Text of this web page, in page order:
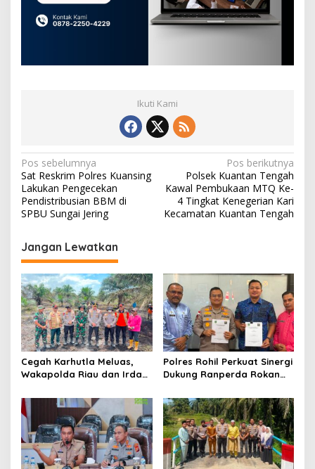
Ikuti Kami
N
a
v
g
a
s
i
p
o
s
Pos sebelumnya
Sat Reskrim Polres Kuansing
Lakukan Pengecekan
Pendistribusian BBM di
SPBU Sungai Jering
Pos berikutnya
Polsek Kuantan Tengah
Kawal Pembukaan MTQ Ke-
4 Tingkat Kenegerian Kari
Kecamatan Kuantan Tengah
Jangan Lewatkan
Cegah Karhutla Meluas,
Wakapolda Riau dan Irdam
Padamkan Api di Pasir
Limau Kapas
Polres Rohil Perkuat Sinergi
Dukung Ranperda Rokan
Berkelanjutan